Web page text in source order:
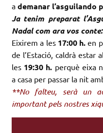
a demanar l’asguilando
Ja tenim preparat
Nadal com ara vos conte:
Eixirem a les 17:00 h. en
de l’Estació, caldrà estar
les 19:30 h. perquè eixa
a casa per passar la nit
**No falteu, serà un
important pels nostres